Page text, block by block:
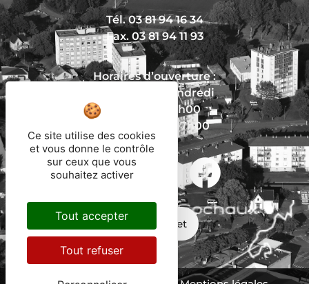
Tél. 03 81 94 16 34
Fax. 03 81 94 11 93
Horaires d’ouverture :
Du lundi au vendredi
De 8h30 à 12h00
Et de 13h30 à 17h00
Nous écrire
Mon trajet
Ce site utilise des cookies
et vous donne le contrôle
sur ceux que vous
souhaitez activer
Tout accepter
Tout refuser